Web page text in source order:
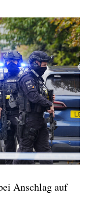
Anschlag auf